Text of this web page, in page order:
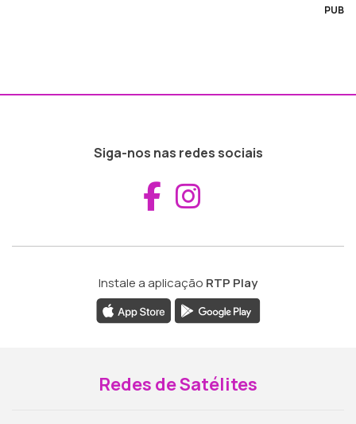
PUB
Siga-nos nas redes sociais
Aceder ao
Instale a aplicação RTP Play
Redes de Satélites